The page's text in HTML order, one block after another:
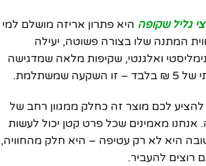
גליל שקופה היא פתרון אריזה מושלם למי
המתנה שלו בצורה פשוטה, יעילה
ואלגנטי, שקיפות מלאה שמדגישה
שמשתלמת.
להציע לכם מוצר זה כחלק ממגוון רחב של
אנחנו מאמינים שכל פרט קטן יכול לעשות
היא לא רק עטיפה – היא חלק מהחוויה,
להעביר.